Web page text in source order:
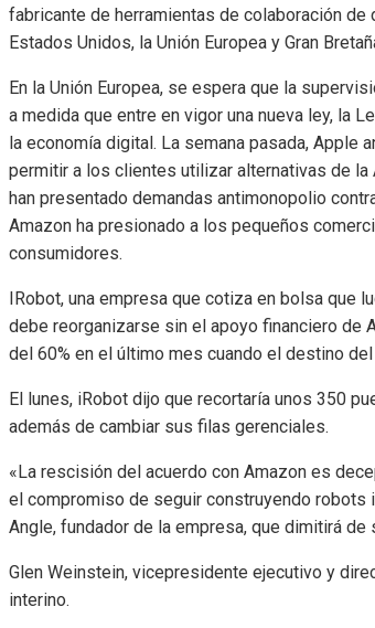
fabricante de herramientas de colaboración
Estados Unidos, la Unión Europea y Gran
En la Unión Europea, se espera que la
a medida que entre en vigor una nueva ley, la
la economía digital. La semana pasada, Apple
permitir a los clientes utilizar alternativas de
han presentado demandas antimonopolio
Amazon ha presionado a los pequeños
consumidores.
IRobot, una empresa que cotiza en bolsa que
debe reorganizarse sin el apoyo financiero de
del 60% en el último mes cuando el destino
El lunes, iRobot dijo que recortaría unos 350
además de cambiar sus filas gerenciales.
«La rescisión del acuerdo con Amazon es
el compromiso de seguir construyendo robots
Angle, fundador de la empresa, que dimitirá de
Glen Weinstein, vicepresidente ejecutivo y
interino.